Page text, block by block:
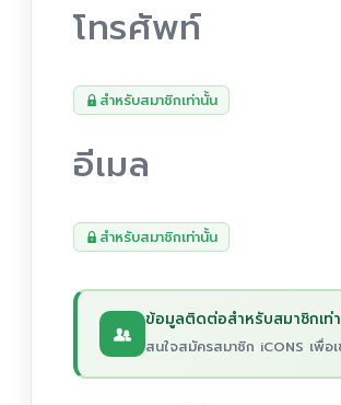
โทรศัพท์
สำหรับสมาชิกเท่านั้น
อีเมล
สำหรับสมาชิกเท่านั้น
ข้อมูลติดต่อสำหรับสมาชิกเท่
สนใจสมัครสมาชิก iCONS เพื่อ